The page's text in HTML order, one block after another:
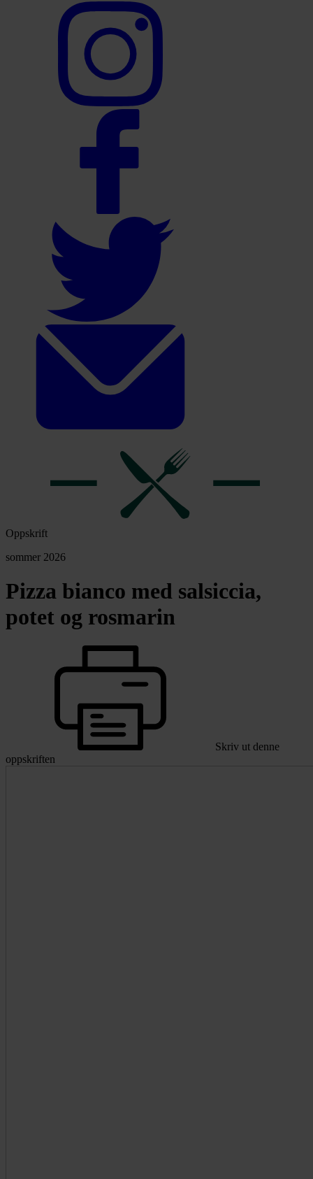
Oppskrift
sommer 2026
Pizza bianco med salsiccia,
potet og rosmarin
Skriv ut denne
oppskriften